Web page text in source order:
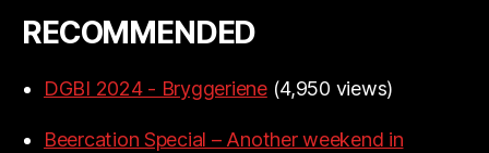
RECOMMENDED
DGBI 2024 - Bryggeriene (4,950 views)
Beercation Special – Another weekend in